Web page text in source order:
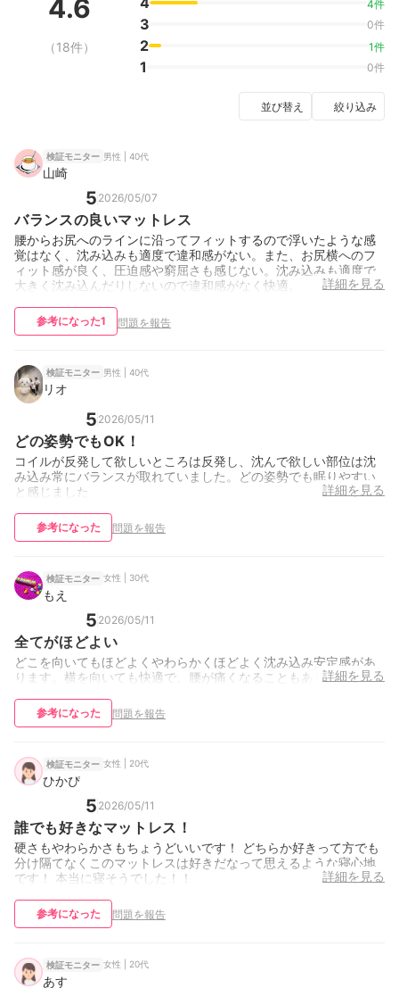
4.6
（18件）
4件
3 0件
2 1件
1 0件
並び替え 絞り込み
検証モニター 男性 | 40代
山崎
5 2026/05/07
バランスの良いマットレス
腰からお尻へのラインに沿ってフィットするので浮いたような感
覚はなく、沈み込みも適度で違和感がない。また、お尻横へのフ
ィット感が良く、圧迫感や窮屈さも感じない。沈み込みも適度で
大きく沈み込んだりしないので違和感がなく快適。
詳細を見る
参考になった1 問題を報告
検証モニター 男性 | 40代
リオ
5 2026/05/11
どの姿勢でもOK！
コイルが反発して欲しいところは反発し、沈んで欲しい部位は沈
み込み常にバランスが取れていました。どの姿勢でも眠りやすい
と感じました
詳細を見る
参考になった 問題を報告
検証モニター 女性 | 30代
もえ
5 2026/05/11
全てがほどよい
どこを向いてもほどよくやわらかくほどよく沈み込み安定感があ
ります。横を向いても快適で、腰が痛くなることもありません。
詳細を見る
参考になった 問題を報告
検証モニター 女性 | 20代
ひかぴ
5 2026/05/11
誰でも好きなマットレス！
硬さもやわらかさもちょうどいいです！ どちらか好きって方でも
分け隔てなくこのマットレスは好きだなって思えるような寝心地
です！ 本当に寝そうでした！！
詳細を見る
参考になった 問題を報告
検証モニター 女性 | 20代
あす